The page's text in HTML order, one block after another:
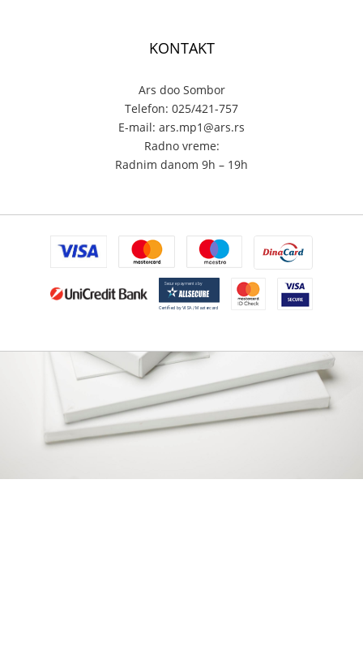
KONTAKT
Ars doo Sombor
Telefon: 025/421-757
E-mail: ars.mp1@ars.rs
Radno vreme:
Radnim danom 9h – 19h